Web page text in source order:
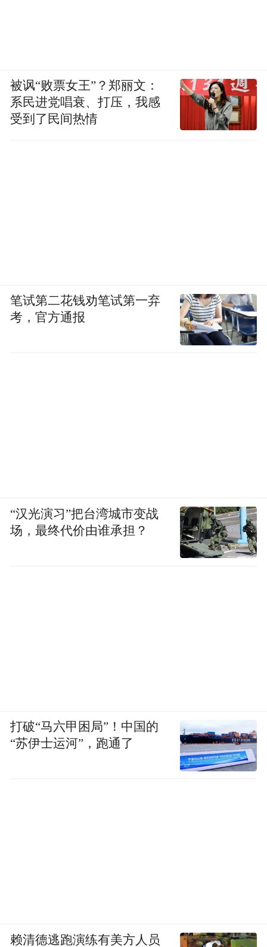
被讽“败票女王”？郑丽文：
系民进党唱衰、打压，我感
受到了民间热情
笔试第二花钱劝笔试第一弃
考，官方通报
“汉光演习”把台湾城市变战
场，最终代价由谁承担？
打破“马六甲困局”！中国的
“苏伊士运河”，跑通了
赖清德逃跑演练有美方人员